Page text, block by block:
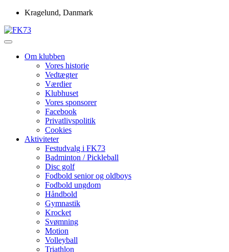
Skip
content
Kragelund, Danmark
FK73
Om klubben
Vores historie
Vedtægter
Værdier
Klubhuset
Vores sponsorer
Facebook
Privatlivspolitik
Cookies
Aktiviteter
Festudvalg i FK73
Badminton / Pickleball
Disc golf
Fodbold senior og oldboys
Fodbold ungdom
Håndbold
Gymnastik
Krocket
Svømning
Motion
Volleyball
Triathlon